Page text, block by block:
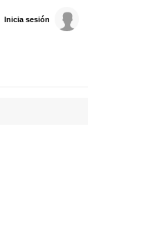
Inicia sesión